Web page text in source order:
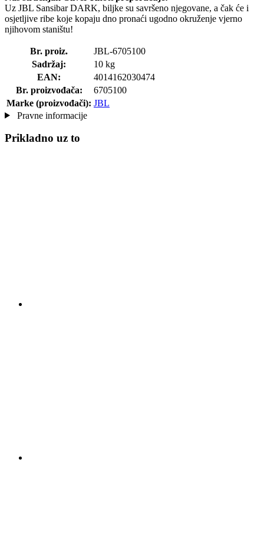
Uz JBL Sansibar DARK, biljke su savršeno njegovane, a čak će i
osjetljive ribe koje kopaju dno pronaći ugodno okruženje vjerno
njihovom staništu!
Br. proiz.
JBL-6705100
Sadržaj:
10 kg
EAN:
4014162030474
Br. proizvođača:
6705100
Marke (proizvođači): JBL
Pravne informacije
Prikladno uz to